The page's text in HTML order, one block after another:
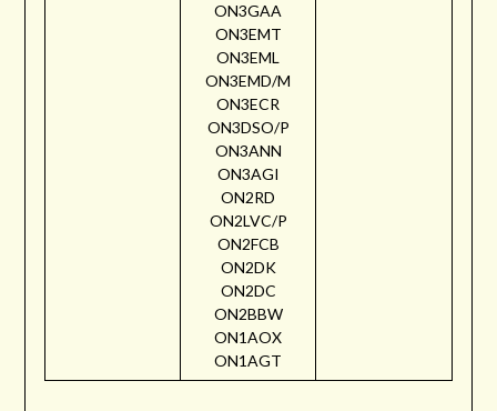
ON3GAA
ON3EMT
ON3EML
ON3EMD/M
ON3ECR
ON3DSO/P
ON3ANN
ON3AGI
ON2RD
ON2LVC/P
ON2FCB
ON2DK
ON2DC
ON2BBW
ON1AOX
ON1AGT